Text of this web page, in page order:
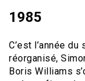
1985
C’est l’année
réorganisé,
Boris Williams